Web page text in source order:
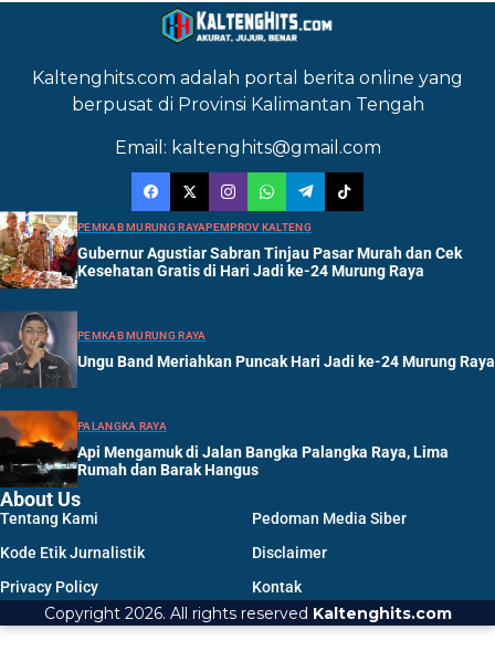
Kaltenghits.com adalah portal berita online yang
berpusat di Provinsi Kalimantan Tengah
Email: kaltenghits@gmail.com
PEMKAB MURUNG RAYAPEMPROV KALTENG
Gubernur Agustiar Sabran Tinjau Pasar Murah dan Cek
Kesehatan Gratis di Hari Jadi ke-24 Murung Raya
PEMKAB MURUNG RAYA
Ungu Band Meriahkan Puncak Hari Jadi ke-24 Murung Raya
PALANGKA RAYA
Api Mengamuk di Jalan Bangka Palangka Raya, Lima
Rumah dan Barak Hangus
About Us
Tentang Kami
Pedoman Media Siber
Kode Etik Jurnalistik
Disclaimer
Privacy Policy
Kontak
Copyright 2026. All rights reserved Kaltenghits.com